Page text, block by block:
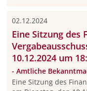
02.12.2024
Eine Sitzung des
10.12.2024 um
- Amtliche
Eine Sitzung des